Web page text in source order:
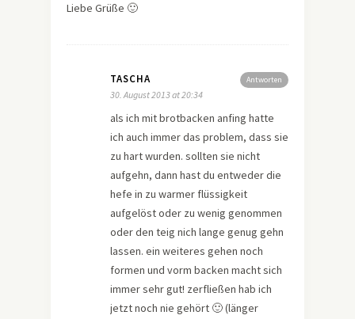
Liebe Grüße 🙂
Antworten
TASCHA
30. August 2013 at 20:34
als ich mit brotbacken anfing hatte
ich auch immer das problem, dass sie
zu hart wurden. sollten sie nicht
aufgehn, dann hast du entweder die
hefe in zu warmer flüssigkeit
aufgelöst oder zu wenig genommen
oder den teig nich lange genug gehn
lassen. ein weiteres gehen noch
formen und vorm backen macht sich
immer sehr gut! zerfließen hab ich
jetzt noch nie gehört 🙂 (länger